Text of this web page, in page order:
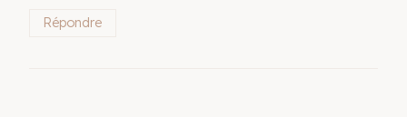
Répondre